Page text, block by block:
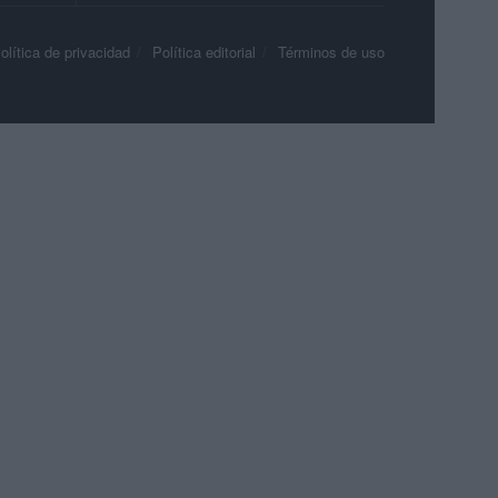
de privacidad Política editorial Términos de uso